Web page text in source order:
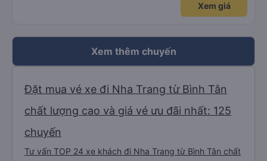
Xem giá
Xem thêm chuyến
Đặt mua vé xe đi Nha Trang từ Bình Tân
chất lượng cao và giá vé ưu đãi nhất: 125
chuyến
Tư vấn TOP 24 xe khách đi Nha Trang từ Bình Tân chất